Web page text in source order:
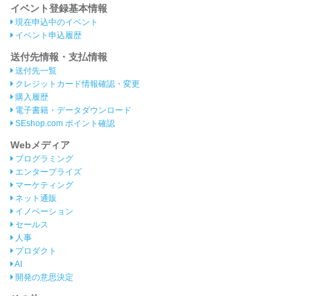
イベント登録基本情報
現在申込中のイベント
イベント申込履歴
送付先情報・支払情報
送付先一覧
クレジットカード情報確認・変更
購入履歴
電子書籍・データダウンロード
SEshop.com ポイント確認
Webメディア
プログラミング
エンタープライズ
マーケティング
ネット通販
イノベーション
セールス
人事
プロダクト
AI
開発の意思決定